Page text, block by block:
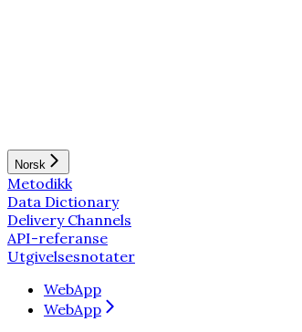
Norsk
Metodikk
Data Dictionary
Delivery Channels
API-referanse
Utgivelsesnotater
WebApp
WebApp